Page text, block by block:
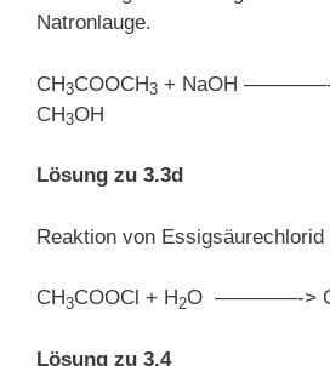
Natronlauge.
CH3COOCH3 + NaOH ————-
CH3OH
Lösung zu 3.3d
Reaktion von
CH3COOCl + H 2O ————->
Lösung zu 3.4